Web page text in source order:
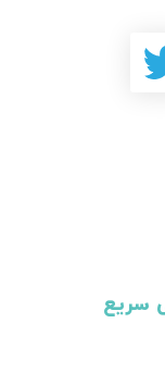
سریع